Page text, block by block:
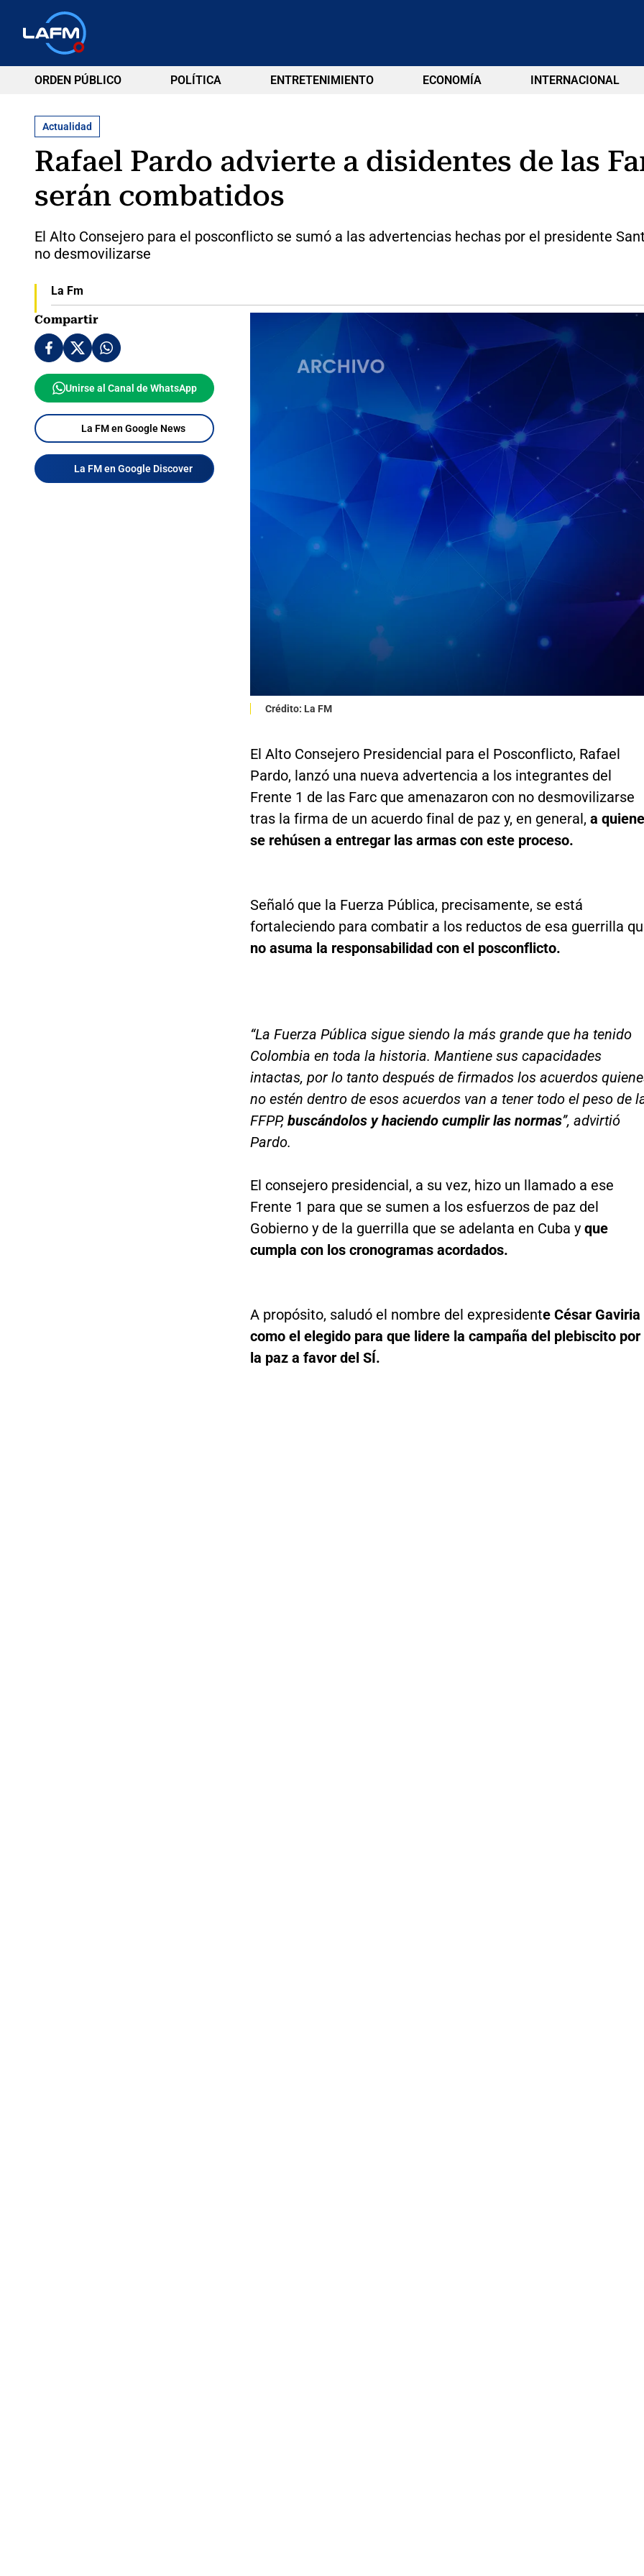
ORDEN PÚBLICO POLÍTICA ENTRETENIMIENTO ECONOMÍA INTERNACIONAL
Actualidad
Rafael Pardo advierte a disidentes de las
serán combatidos
El Alto Consejero para el posconflicto se sumó a las advertencias hechas por el presidente
no desmovilizarse
La Fm
Compartir
Unirse al Canal de WhatsApp
La FM en Google News
La FM en Google Discover
Crédito: La FM
El Alto Consejero Presidencial para el Posconflicto, Rafael
Pardo, lanzó una nueva advertencia a los integrantes del
Frente 1 de las Farc que amenazaron con no desmovilizarse
tras la firma de un acuerdo final de paz y, en general, a
se rehúsen a entregar las armas con este proceso.
Señaló que la Fuerza Pública, precisamente, se está
fortaleciendo para combatir a los reductos de esa guerrilla
no asuma la responsabilidad con el posconflicto.
“La Fuerza Pública sigue siendo la más grande que ha tenido
Colombia en toda la historia. Mantiene sus capacidades
intactas, por lo tanto después de firmados los acuerdos
no estén dentro de esos acuerdos van a tener todo el peso de
FFPP,buscándolos y haciendo cumplir las normas”, advirtió
Pardo.
El consejero presidencial, a su vez, hizo un llamado a ese
Frente 1 para que se sumen a los esfuerzos de paz del
Gobierno y de la guerrilla que se adelanta en Cuba y que
cumpla con los cronogramas acordados.
A propósito, saludó el nombre del expresidente César Gaviria
como el elegido para que lidere la campaña del plebiscito por
la paz a favor del SÍ.